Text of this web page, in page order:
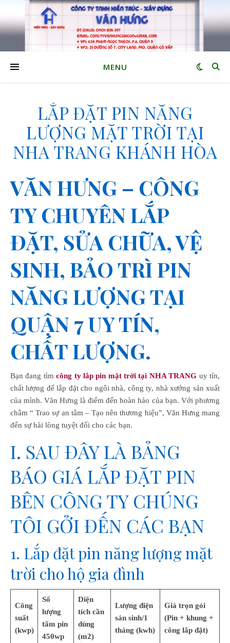
MENU
LẮP ĐẶT PIN NĂNG
LƯỢNG MẶT TRỜI TẠI
NHA TRANG KHÁNH HÒA
VĂN HƯNG – CÔNG
TY CHUYÊN LẮP
ĐẶT, SỬA CHỮA, VỆ
SINH, BẢO TRÌ PIN
NĂNG LƯỢNG TẠI
QUẬN 7UY TÍN,
CHẤT LƯỢNG.
Bạn đang tìmcông ty lắp pin mặt trời tại NHA TRANG uy tín,
chất lượng để lắp đặt cho ngôi nhà, công ty, nhà xưởng sản xuất
của mình. Văn Hưng là điểm đến hoàn hảo của bạn. Với phương
châm “ Trao sự an tâm – Tạo nên thương hiệu”, Văn Hưng mang
đến sự hài lòng tuyệt đối cho các bạn.
I. SAU ĐÂY LÀ BẢNG
BÁO GIÁ LẮP ĐẶT PIN
BÊN CÔNG TY CHÚNG
TÔI GỞI ĐẾN CÁC BẠN
1. Lắp đặt pin năng lượng mặt
trời cho hộ gia đình
Công
suất
(kwp)
Số
lượng
tấm pin
450wp
Diện
tích cần
dùng
(m2)
Lượng điện
sản sinh/1
tháng (kwh)
Giá trọn gói
(Pin + khung +
công lắp đặt)